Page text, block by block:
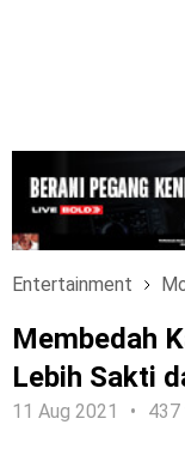
Entertainment
Membedah
Lebih Sakti
11 Aug 2021 437